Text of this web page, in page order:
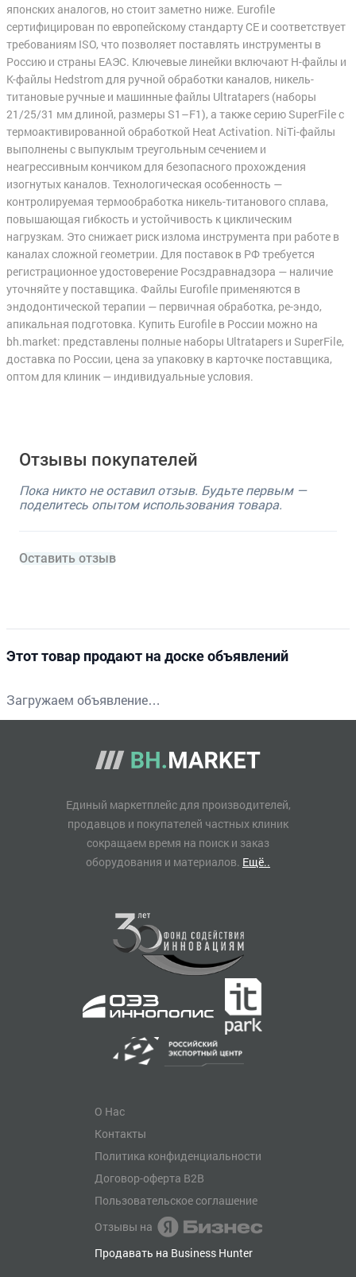
японских аналогов, но стоит заметно ниже. Eurofile
сертифицирован по европейскому стандарту CE и соответствует
требованиям ISO, что позволяет поставлять инструменты в
Россию и страны ЕАЭС. Ключевые линейки включают H-файлы и
K-файлы Hedstrom для ручной обработки каналов, никель-
титановые ручные и машинные файлы Ultratapers (наборы
21/25/31 мм длиной, размеры S1–F1), а также серию SuperFile с
термоактивированной обработкой Heat Activation. NiTi-файлы
выполнены с выпуклым треугольным сечением и
неагрессивным кончиком для безопасного прохождения
изогнутых каналов. Технологическая особенность —
контролируемая термообработка никель-титанового сплава,
повышающая гибкость и устойчивость к циклическим
нагрузкам. Это снижает риск излома инструмента при работе в
каналах сложной геометрии. Для поставок в РФ требуется
регистрационное удостоверение Росздравнадзора — наличие
уточняйте у поставщика. Файлы Eurofile применяются в
эндодонтической терапии — первичная обработка, ре-эндо,
апикальная подготовка. Купить Eurofile в России можно на
bh.market: представлены полные наборы Ultratapers и SuperFile,
доставка по России, цена за упаковку в карточке поставщика,
оптом для клиник — индивидуальные условия.
Отзывы покупателей
Пока никто не оставил отзыв. Будьте первым —
поделитесь опытом использования товара.
Оставить отзыв
Этот товар продают на доске объявлений
Загружаем объявление…
Единый маркетплейс для производителей,
продавцов и покупателей частных клиник
сокращаем время на поиск и заказ
оборудования и материалов. Ещё..
О Нас
Контакты
Политика конфиденциальности
Договор-оферта B2B
Пользовательское соглашение
Отзывы на
Продавать на Business Hunter